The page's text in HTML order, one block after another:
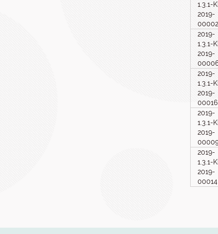
1.3.1-
2019-
00002
2019-
1.3.1-
2019-
2019-
1.3.1-
2019-
00016
2019-
1.3.1-
2019-
2019-
1.3.1-
2019-
00014